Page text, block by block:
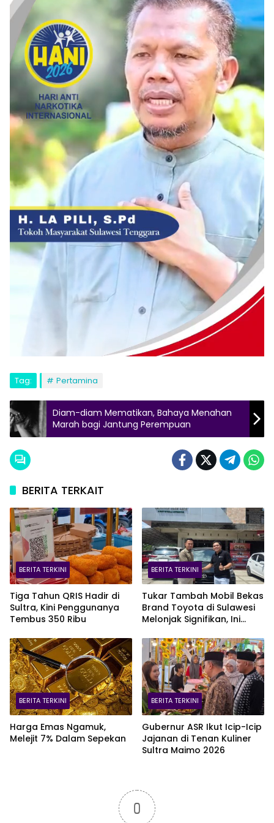
Tag: Pertamina
Diam-diam Mematikan, Bahaya Menahan
Marah bagi Jantung Perempuan
BERITA TERKAIT
BERITA TERKINI
Tiga Tahun QRIS Hadir di
Sultra, Kini Penggunanya
Tembus 350 Ribu
BERITA TERKINI
Tukar Tambah Mobil Bekas
Brand Toyota di Sulawesi
Melonjak Signifikan, Ini
BERITA TERKINI
Harga Emas Ngamuk,
Melejit 7% Dalam Sepekan
BERITA TERKINI
Gubernur ASR Ikut Icip-Icip
Jajanan di Tenan Kuliner
Sultra Maimo 2026
0